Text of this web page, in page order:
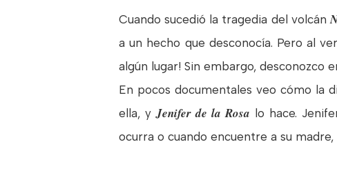
Cuando sucedió la tragedia del volcán
a un hecho que desconocía. Pero al
algún lugar! Sin embargo, desconozco
En pocos documentales veo cómo la
ella, yJenifer de la Rosa lo hace.
ocurra o cuando encuentre a su